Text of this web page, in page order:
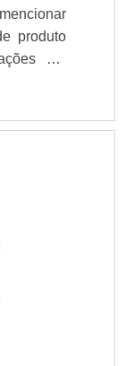
produto
em
do
ter um
de
maior
EM
possui